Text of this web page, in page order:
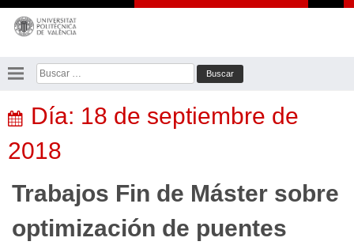
Saltar
contenido
Buscar:
Día: 18 de septiembre de
2018
Trabajos Fin de Máster sobre
optimización de puentes